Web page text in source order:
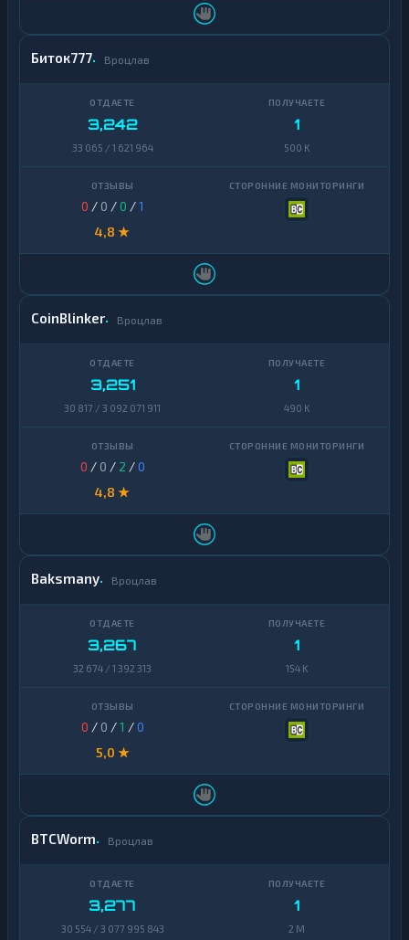
Биток777 Вроцлав
3,242
33 065 / 1 621 964
1
500 K
0 / 0 /0 /1
4,8 ★
CoinBlinker Вроцлав
3,251
30 817 / 3 092 071 911
1
490 K
0 / 0 / 2 /0
4,8 ★
Baksmany Вроцлав
3,267
32 674 / 1 392 313
1
154 K
0 / 0 /1 /0
5,0 ★
BTCWorm Вроцлав
3,277
30 554 / 3 077 995 843
1
2 M